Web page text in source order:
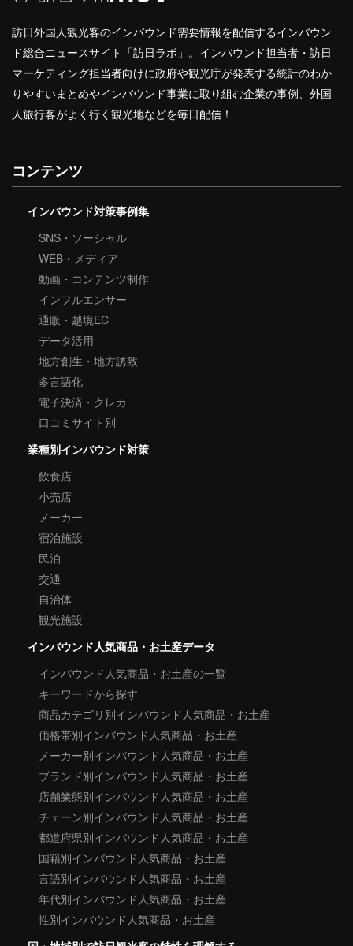
訪日外国人観光客のインバウンド需要情報を配信するインバウン
ド総合ニュースサイト「訪日ラボ」。インバウンド担当者・訪日
マーケティング担当者向けに政府や観光庁が発表する統計のわか
りやすいまとめやインバウンド事業に取り組む企業の事例、外国
人旅行客がよく行く観光地などを毎日配信！
コンテンツ
インバウンド対策事例集
SNS・ソーシャル
WEB・メディア
動画・コンテンツ制作
インフルエンサー
通販・越境EC
データ活用
地方創生・地方誘致
多言語化
電子決済・クレカ
口コミサイト別
業種別インバウンド対策
飲食店
小売店
メーカー
宿泊施設
民泊
交通
自治体
観光施設
インバウンド人気商品・お土産データ
インバウンド人気商品・お土産の一覧
キーワードから探す
商品カテゴリ別インバウンド人気商品・お土産
価格帯別インバウンド人気商品・お土産
メーカー別インバウンド人気商品・お土産
ブランド別インバウンド人気商品・お土産
店舗業態別インバウンド人気商品・お土産
チェーン別インバウンド人気商品・お土産
都道府県別インバウンド人気商品・お土産
国籍別インバウンド人気商品・お土産
言語別インバウンド人気商品・お土産
年代別インバウンド人気商品・お土産
性別インバウンド人気商品・お土産